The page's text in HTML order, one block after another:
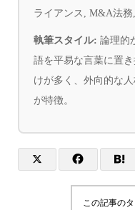
ライアンス, M&A法
執筆スタイル: 論理的
語を平易な言葉に置
けが多く、外向的な
が特徴。
この記事の